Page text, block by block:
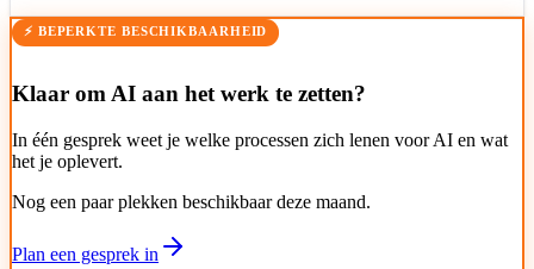
⚡ BEPERKTE BESCHIKBAARHEID
Klaar om AI aan het werk te zetten?
In één gesprek weet je welke processen zich lenen voor AI en wat
het je oplevert.
Nog een paar plekken beschikbaar deze maand.
Plan een gesprek in